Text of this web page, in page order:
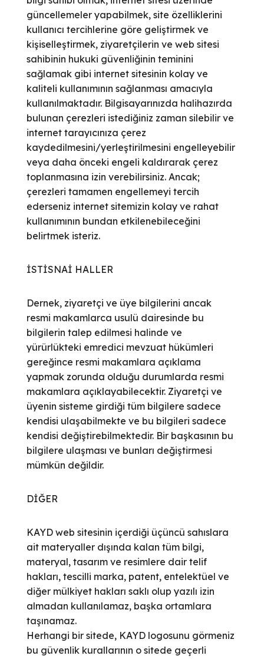
güncellemeler yapabilmek, site özelliklerini
kullanıcı tercihlerine göre geliştirmek ve
kişiselleştirmek, ziyaretçilerin ve web sitesi
sahibinin hukuki güvenliğinin teminini
sağlamak gibi internet sitesinin kolay ve
kaliteli kullanımının sağlanması amacıyla
kullanılmaktadır. Bilgisayarınızda halihazırda
bulunan çerezleri istediğiniz zaman silebilir ve
internet tarayıcınıza çerez
kaydedilmesini/yerleştirilmesini engelleyebilir
veya daha önceki engeli kaldırarak çerez
toplanmasına izin verebilirsiniz. Ancak;
çerezleri tamamen engellemeyi tercih
ederseniz internet sitemizin kolay ve rahat
kullanımının bundan etkilenebileceğini
belirtmek isteriz.
İSTİSNAİ HALLER
Dernek, ziyaretçi ve üye bilgilerini ancak
resmi makamlarca usulü dairesinde bu
bilgilerin talep edilmesi halinde ve
yürürlükteki emredici mevzuat hükümleri
gereğince resmi makamlara açıklama
yapmak zorunda olduğu durumlarda resmi
makamlara açıklayabilecektir. Ziyaretçi ve
üyenin sisteme girdiği tüm bilgilere sadece
kendisi ulaşabilmekte ve bu bilgileri sadece
kendisi değiştirebilmektedir. Bir başkasının bu
bilgilere ulaşması ve bunları değiştirmesi
mümkün değildir.
DİĞER
KAYD web sitesinin içerdiği üçüncü sahıslara
ait materyaller dışında kalan tüm bilgi,
materyal, tasarım ve resimlere dair telif
hakları, tescilli marka, patent, entelektüel ve
diğer mülkiyet hakları saklı olup yazılı izin
almadan kullanılamaz, başka ortamlara
taşınamaz.
Herhangi bir sitede, KAYD logosunu görmeniz
bu güvenlik kurallarının o sitede geçerli